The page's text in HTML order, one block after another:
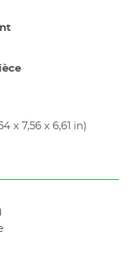
x 7,56 x 6,61 in)